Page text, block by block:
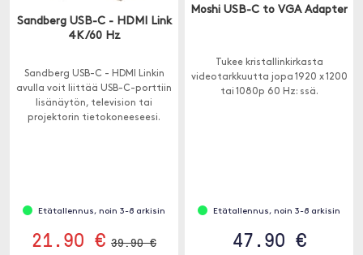
Sandberg USB-C - HDMI Link
4K/60 Hz
Sandberg USB-C - HDMI Linkin
avulla voit liittää USB-C-porttiin
lisänäytön, television tai
projektorin tietokoneeseesi.
Etätallennus, noin 3-8 arkisin
21.90 € 39.90 €
Moshi USB-C to VGA Adapter
Tukee kristallinkirkasta
videotarkkuutta jopa 1920 x 1200
tai 1080p 60 Hz: ssä.
Etätallennus, noin 3-8 arkisin
47.90 €